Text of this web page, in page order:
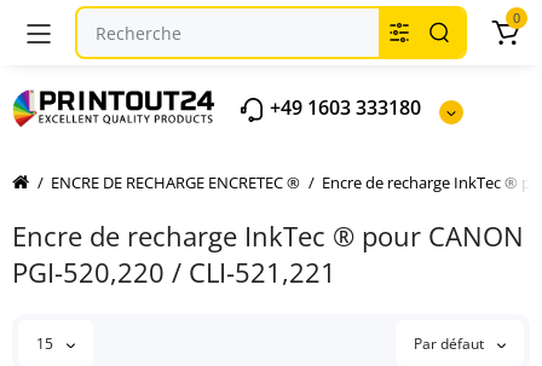
+49 1603 333180
0
ENCRE DE RECHARGE ENCRETEC ® Encre de recharge InkTec ®
Encre de recharge InkTec ® pour CANON
PGI-520,220 / CLI-521,221
15 Par défaut